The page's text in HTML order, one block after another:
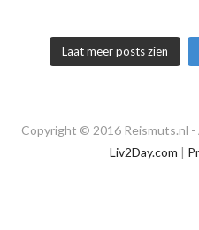
Laat meer posts zien
Copyright © 2016 Reismuts.nl
Liv2Day.com |